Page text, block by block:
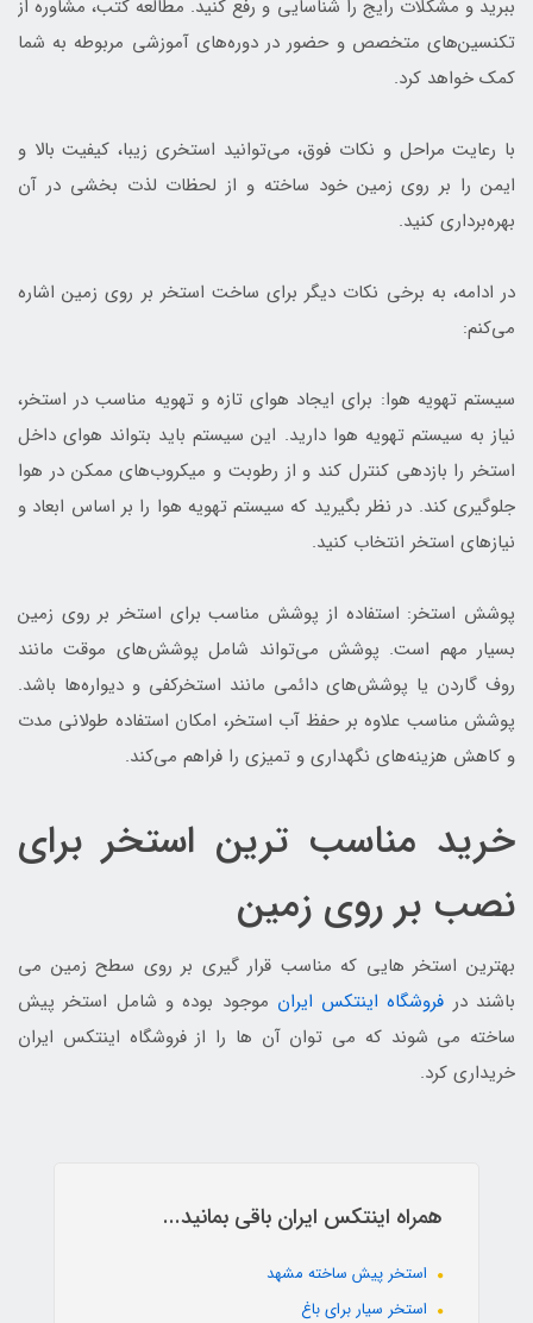
ببرید و مشکلات رایج را شناسایی و رفع کنید. مطالعه کتب، مشاوره از
تکنسین‌های متخصص و حضور در دوره‌های آموزشی مربوطه به شما
کمک خواهد کرد.
با رعایت مراحل و نکات فوق، می‌توانید استخری زیبا، کیفیت بالا و
ایمن را بر روی زمین خود ساخته و از لحظات لذت بخشی در آن
بهره‌برداری کنید.
در ادامه، به برخی نکات دیگر برای ساخت استخر بر روی زمین اشاره
می‌کنم:
سیستم تهویه هوا: برای ایجاد هوای تازه و تهویه مناسب در استخر،
نیاز به سیستم تهویه هوا دارید. این سیستم باید بتواند هوای داخل
استخر را بازدهی کنترل کند و از رطوبت و میکروب‌های ممکن در هوا
جلوگیری کند. در نظر بگیرید که سیستم تهویه هوا را بر اساس ابعاد و
نیازهای استخر انتخاب کنید.
پوشش استخر: استفاده از پوشش مناسب برای استخر بر روی زمین
بسیار مهم است. پوشش می‌تواند شامل پوشش‌های موقت مانند
روف گاردن یا پوشش‌های دائمی مانند استخرکفی و دیواره‌ها باشد.
پوشش مناسب علاوه بر حفظ آب استخر، امکان استفاده طولانی مدت
و کاهش هزینه‌های نگهداری و تمیزی را فراهم می‌کند.
خرید مناسب ترین استخر برای
نصب بر روی زمین
بهترین استخر هایی که مناسب قرار گیری بر روی سطح زمین می
باشند در فروشگاه اینتکس ایران موجود بوده و شامل استخر پیش
ساخته می شوند که می توان آن ها را از فروشگاه اینتکس ایران
خریداری کرد.
همراه اینتکس ایران باقی بمانید...
استخر پیش ساخته مشهد
استخر سیار برای باغ